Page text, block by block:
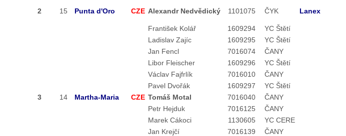
2 15 Punta d'Oro CZE Alexandr Nedvědický 1101075 ČYK Lanex
František Kolář 1609294
YC Štětí
Ladislav Zajíc
1609295
YC Štětí
Jan Fencl
7016074
ČANY
Libor Fleischer
1609296
YC Štětí
Václav Fajfrlík
7016010
ČANY
Pavel Dvořák
1609297
YC Štětí
3
14 Martha-Maria CZE Tomáš Motal 7016040 ČANY
Petr Hejduk
7016125
ČANY
Marek Cákoci
1130605
YC CERE
Jan Krejčí
7016139
ČANY